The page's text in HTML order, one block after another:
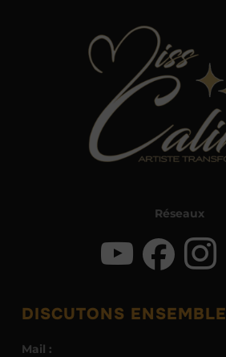
Réseaux
DISCUTONS ENSEMBLE
Mail :